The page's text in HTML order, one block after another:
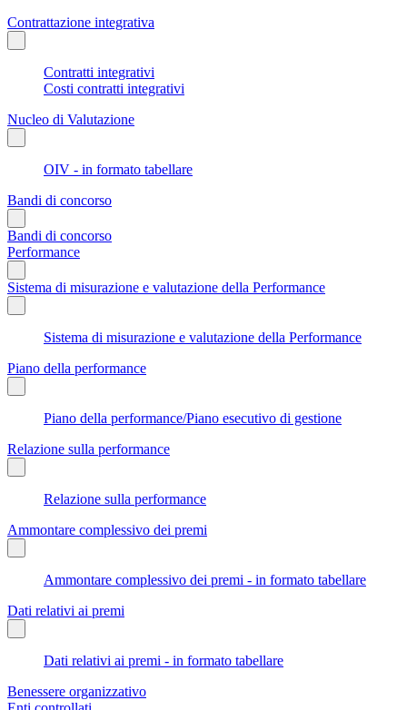
Contrattazione integrativa
Contratti integrativi
Costi contratti integrativi
Nucleo di Valutazione
OIV - in formato tabellare
Bandi di concorso
Bandi di concorso
Performance
Sistema di misurazione e valutazione della Performance
Sistema di misurazione e valutazione della Performance
Piano della performance
Piano della performance/Piano esecutivo di gestione
Relazione sulla performance
Relazione sulla performance
Ammontare complessivo dei premi
Ammontare complessivo dei premi - in formato tabellare
Dati relativi ai premi
Dati relativi ai premi - in formato tabellare
Benessere organizzativo